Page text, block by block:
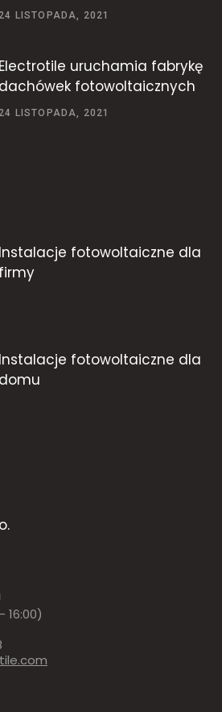
24 LISTOPADA, 2021
Electrotile uruchamia fabrykę
dachówek fotowoltaicznych
24 LISTOPADA, 2021
Instalacje fotowoltaiczne dla
firmy
Instalacje fotowoltaiczne dla
domu
16:00)